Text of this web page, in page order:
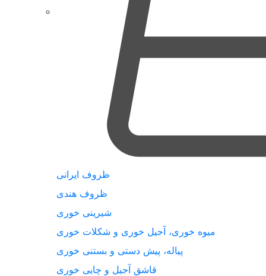
ظروف ایرانی
ظروف هندی
شیرینی خوری
میوه خوری، آجیل خوری و شکلات خوری
پیاله، پیش دستی و بستنی خوری
قاشق آجیل و چایی خوری